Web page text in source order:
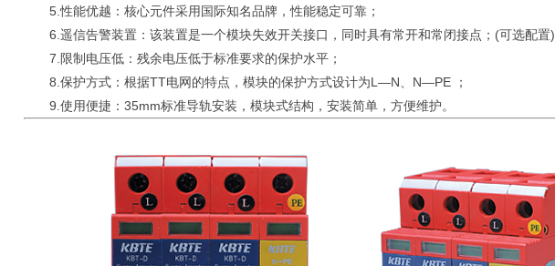
5.性能优越：核心元件采用国际知名品牌，性能稳定可靠；
6.遥信告警装置：该装置是一个模块失效开关接口，同时具有常开和常闭接点；(可选配置)
7.限制电压低：残余电压低于标准要求的保护水平；
8.保护方式：根据TT电网的特点，模块的保护方式设计为L—N、N—PE ；
9.使用便捷：35mm标准导轨安装，模块式结构，安装简单，方便维护。